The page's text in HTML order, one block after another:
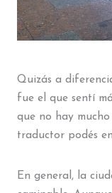
Quizás a
fue el que sentí
que no hay mucho
traductor podés
En general, la